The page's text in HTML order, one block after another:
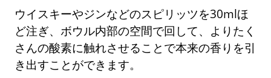
ウイスキーやジンなどのスピリッツを30mlほ
ど注ぎ、ボウル内部の空間で回して、よりたく
さんの酸素に触れさせることで本来の香りを引
き出すことができます。